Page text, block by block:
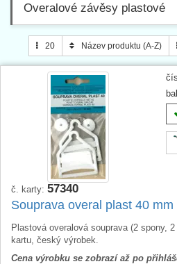
Overalové závěsy plastové
20 Název produktu (A-Z)
č. karty: 57340
Souprava overal plast 40 mm
Plastová overalová souprava (2 spony,
kartu, český výrobek.
Cena výrobku se zobrazí až po